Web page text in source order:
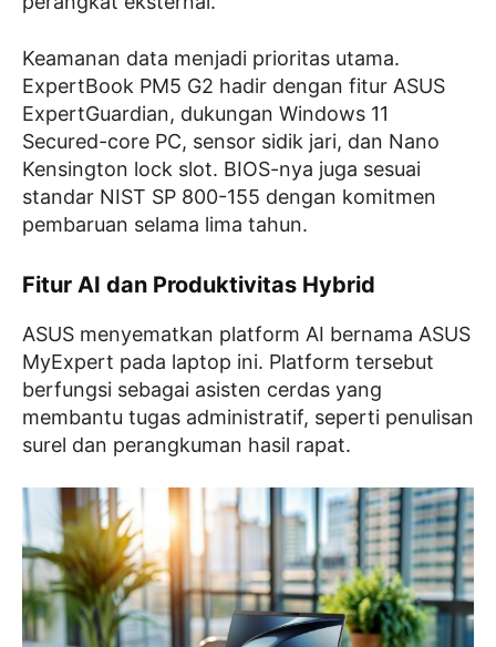
Keamanan data menjadi prioritas utama.
ExpertBook PM5 G2 hadir dengan fitur ASUS
ExpertGuardian, dukungan Windows 11
Secured-core PC, sensor sidik jari, dan Nano
Kensington lock slot. BIOS-nya juga sesuai
standar NIST SP 800-155 dengan komitmen
pembaruan selama lima tahun.
Fitur AI dan Produktivitas Hybrid
ASUS menyematkan platform AI bernama ASUS
MyExpert pada laptop ini. Platform tersebut
berfungsi sebagai asisten cerdas yang
membantu tugas administratif, seperti penulisan
surel dan perangkuman hasil rapat.